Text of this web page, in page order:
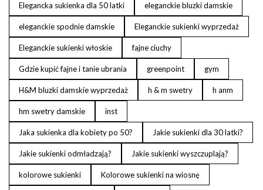
Elegancka sukienka dla 50 latki eleganckie bluzki damskie
eleganckie spodnie damskie Eleganckie sukienki wyprzedaż
Eleganckie sukienki włoskie fajne ciuchy
Gdzie kupić fajne i tanie ubrania greenpoint gym
H&M bluzki damskie wyprzedaż h & m swetry h anm
hm swetry damskie inst
Jaka sukienka dla kobiety po 50? Jakie sukienki dla 30 latki?
Jakie sukienki odmładzają? Jakie sukienki wyszczuplają?
kolorowe sukienki Kolorowe sukienki na wiosnę